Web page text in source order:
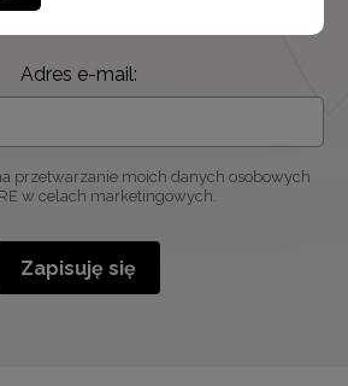
i programach.
Adres e-mail:
przetwarzanie moich danych osobowych
w celach marketingowych.
Zapisuję się